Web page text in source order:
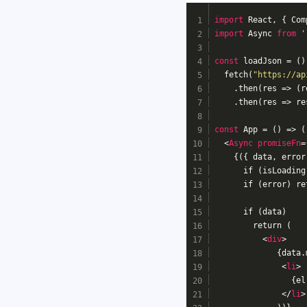
import React, {
import Async from
const loadJson = ()
  fetch(
"https://
    .then(
res =>
    .then(
res =>
const App = () => (
<Async promiseFn=
{({ data,
if
if (error)
      if (data)
        return (
<div>
<li>
</li>